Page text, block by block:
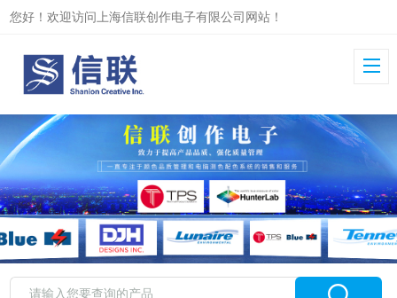
您好！欢迎访问上海信联创作电子有限公司网站！